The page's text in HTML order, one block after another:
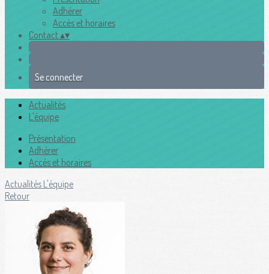
Adhérer
Accès et horaires
Contact▴▾
Se connecter
Actualités
L'équipe
Présentation
Adhérer
Accès et horaires
Actualités L'équipe
Retour